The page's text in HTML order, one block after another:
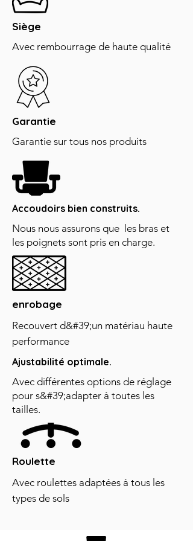
Siège
Avec rembourrage de haute qualité
Garantie
Garantie sur tous nos produits
Accoudoirs bien construits.
Nous nous assurons que les bras et
les poignets sont pris en charge.
enrobage
Recouvert d&#39;un matériau haute
performance
Ajustabilité optimale.
Avec différentes options de réglage
pour s&#39;adapter à toutes les
tailles.
Roulette
Avec roulettes adaptées à tous les
types de sols